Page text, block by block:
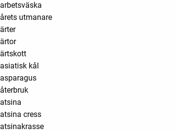
arbetsväska
årets utmanare
ärter
ärtor
ärtskott
asiatisk kål
asparagus
återbruk
atsina
atsina cress
atsinakrasse